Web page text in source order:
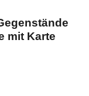
mit Karte